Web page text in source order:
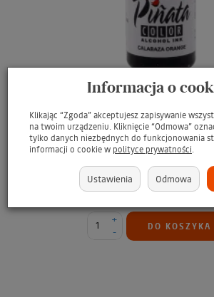
JACQUARD Pinata Colors Alcohol
CABALZA ORANGE /
Barwnik alkoholowy do
22,99 zł
-
+
DO KOSZYKA
Informacja o
Klikając “Zgoda” akceptujesz zapisywanie
na twoim urządzeniu. Kliknięcie “Odmowa”
tylko danych niezbędnych do funkcjonowania
informacji o cookie w polityce prywatności
Ustawienia Odmowa